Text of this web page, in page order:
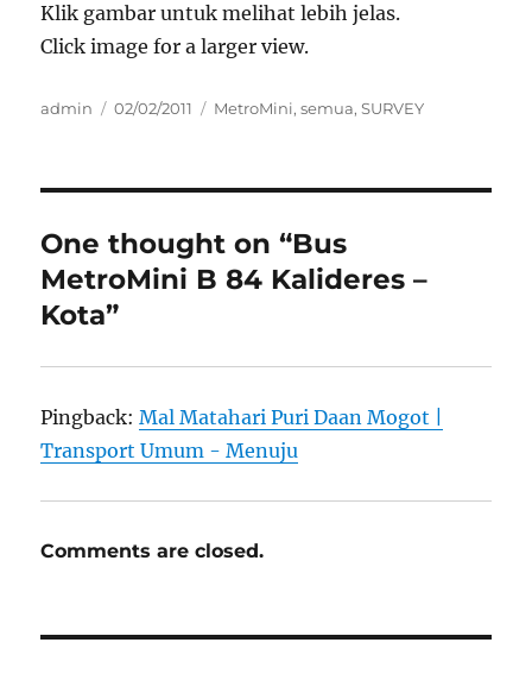
Klik gambar untuk melihat lebih jelas.
Click image for a larger view.
Author
admin
Posted
02/02/2011 Categories
MetroMini,semua,SURVEY
One thought on “Bus
MetroMini B 84 Kalideres –
Kota”
Pingback:Mal Matahari Puri Daan Mogot |
Transport Umum - Menuju
Comments are closed.